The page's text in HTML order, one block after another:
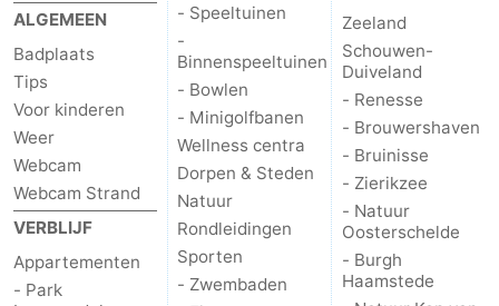
ALGEMEEN
Badplaats
Tips
Voor kinderen
Weer
Webcam
Webcam Strand
VERBLIJF
Appartementen
- Park
- Speeltuinen
-
Binnenspeeltuinen
- Bowlen
- Minigolfbanen
Wellness centra
Dorpen & Steden
Natuur
Rondleidingen
Sporten
- Zwembaden
Zeeland
Schouwen-
Duiveland
- Renesse
- Brouwershaven
- Bruinisse
- Zierikzee
- Natuur
Oosterschelde
- Burgh
Haamstede